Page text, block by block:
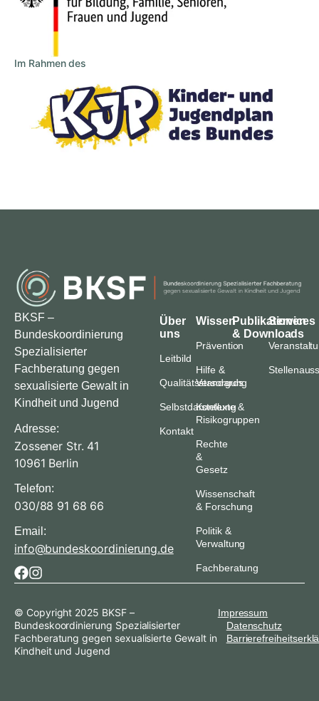
Im Rahmen des
BKSF –
Bundeskoordinierung
Spezialisierter
Fachberatung gegen
sexualisierte Gewalt in
Kindheit und Jugend
Adresse:
Zossener Str. 41
10961 Berlin
Telefon:
030/88 91 68 66
Email:
info@bundeskoordinierung.de
Über
uns
Leitbild
Qualitätsstandards
Selbstdarstellung
Kontakt
Wissen
Prävention
Hilfe &
Versorgung
Kontexte &
Risikogruppen
Rechte
&
Gesetz
Wissenschaft
& Forschung
Politik &
Verwaltung
Fachberatung
Publikationen
& Downloads
Services
© Copyright 2025 BKSF –
Bundeskoordinierung Spezialisierter
Fachberatung gegen sexualisierte Gewalt in
Kindheit und Jugend
Impressum
Datenschutz